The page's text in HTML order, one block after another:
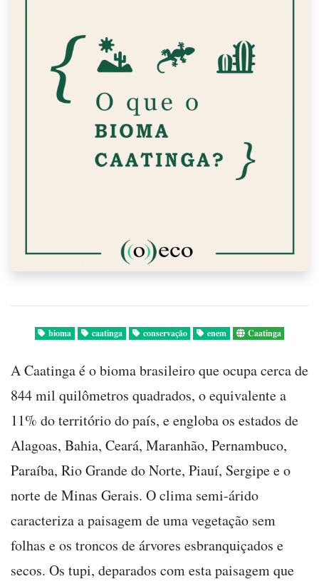
bioma caatinga conservação enem Caatinga
A Caatinga é o bioma brasileiro que ocupa cerca de
844 mil quilômetros quadrados, o equivalente a
11% do território do país, e engloba os estados de
Alagoas, Bahia, Ceará, Maranhão, Pernambuco,
Paraíba, Rio Grande do Norte, Piauí, Sergipe e o
norte de Minas Gerais. O clima semi-árido
caracteriza a paisagem de uma vegetação sem
folhas e os troncos de árvores esbranquiçados e
secos. Os tupi, deparados com esta paisagem que